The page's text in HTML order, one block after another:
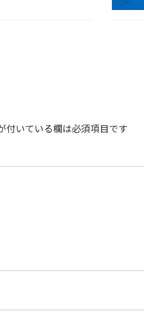
付いている欄は必須項目です